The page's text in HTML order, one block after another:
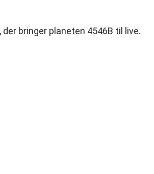
bringer planeten 4546B til live.